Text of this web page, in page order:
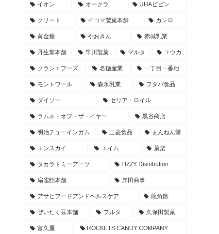
イオン オークラ UHAピピン
クリート イコマ製菓本舗 カンロ
黄金糖 やおきん 赤城乳業
丹生堂本舗 早川製菓 マルタ ユウカ
クラシエフーズ 名糖産業 一丁目一番地
モントワール 森永乳業 フタバ食品
ダイソー セリア・ロイル
ラムネ・オブ・ザ・イヤー 黒谷商店
明治チューインガム 三菱食品 まんねん堂
エンスカイ エイム 菓楽
タカラトミーアーツ FIZZY Distribution
扇雀飴本舗 岸田商事
アサヒフードアンドヘルスケア 龍角散
ぜいたく豆本舗 フルタ 久保田製菓
富久屋 ROCKETS CANDY COMPANY